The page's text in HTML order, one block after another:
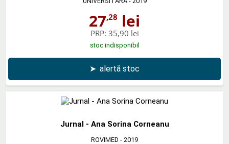
27,28 lei
PRP: 35,90 lei
stoc indisponibil
➤ alertă stoc
Jurnal - Ana Sorina Corneanu
ROVIMED - 2019